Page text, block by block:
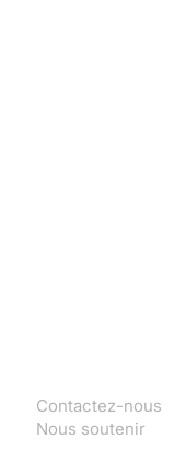
Contactez-nous
Nous soutenir